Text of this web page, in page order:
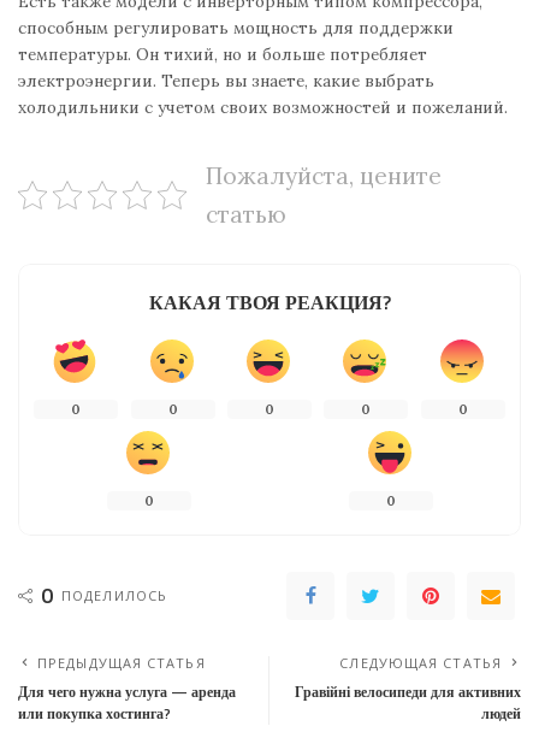
способным регулировать мощность для поддержки
температуры. Он тихий, но и больше потребляет
электроэнергии. Теперь вы знаете, какие выбрать
холодильники с учетом своих возможностей и пожеланий.
Пожалуйста, цените
статью
КАКАЯ ТВОЯ РЕАКЦИЯ?
0 0 0 0 0
0 0
0 ПОДЕЛИЛОСЬ
ПРЕДЫДУЩАЯ СТАТЬЯ
Для чего нужна услуга — аренда
или покупка хостинга?
СЛЕДУЮЩАЯ СТАТЬЯ
Гравійні велосипеди для активних
людей